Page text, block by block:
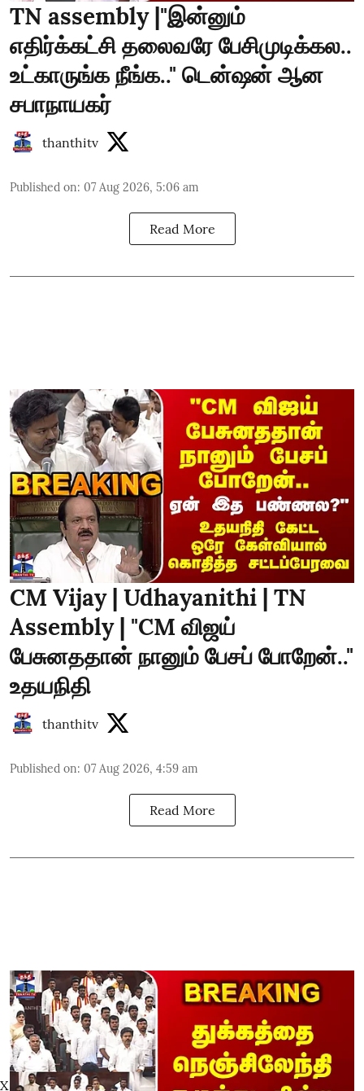
TN assembly |"இன்னும்
எதிர்க்கட்சி தலைவரே பேசிமுடிக்கல..
உட்காருங்க நீங்க.." டென்ஷன் ஆன
சபாநாயகர்
thanthitv
Published on: 07 Aug 2026, 5:06 am
Read More
CM Vijay | Udhayanithi | TN
Assembly | "CM விஜய்
பேசுனததான் நானும் பேசப் போறேன்.."
உதயநிதி
thanthitv
Published on: 07 Aug 2026, 4:59 am
Read More
X